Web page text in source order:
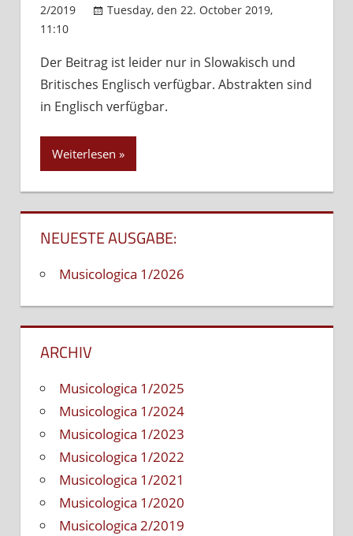
2/2019
Tuesday, den 22. October 2019,
11:10
Hudba
verzus
Der Beitrag ist leider nur in Slowakisch und
Britisches Englisch verfügbar. Abstrakten sind
in Englisch verfügbar.
Weiterlesen
NEUESTE AUSGABE:
Musicologica 1/2026
ARCHIV
Musicologica 1/2025
Musicologica 1/2024
Musicologica 1/2023
Musicologica 1/2022
Musicologica 1/2021
Musicologica 1/2020
Musicologica 2/2019